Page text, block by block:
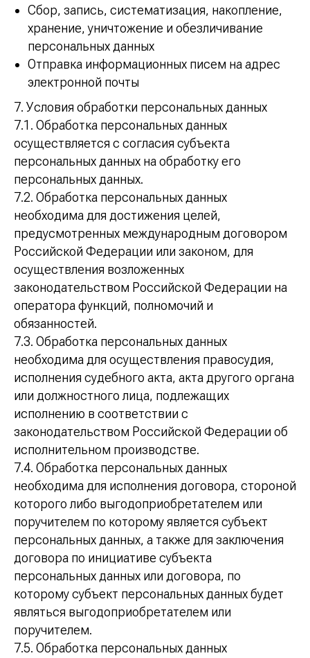
Сбор, запись, систематизация, накопление,
хранение, уничтожение и обезличивание
персональных данных
Отправка информационных писем на адрес
электронной почты
7. Условия обработки персональных данных
7.1. Обработка персональных данных
осуществляется с согласия субъекта
персональных данных на обработку его
персональных данных.
7.2. Обработка персональных данных
необходима для достижения целей,
предусмотренных международным договором
Российской Федерации или законом, для
осуществления возложенных
законодательством Российской Федерации на
оператора функций, полномочий и
обязанностей.
7.3. Обработка персональных данных
необходима для осуществления правосудия,
исполнения судебного акта, акта другого органа
или должностного лица, подлежащих
исполнению в соответствии с
законодательством Российской Федерации об
исполнительном производстве.
7.4. Обработка персональных данных
необходима для исполнения договора, стороной
которого либо выгодоприобретателем или
поручителем по которому является субъект
персональных данных, а также для заключения
договора по инициативе субъекта
персональных данных или договора, по
которому субъект персональных данных будет
являться выгодоприобретателем или
поручителем.
7.5. Обработка персональных данных